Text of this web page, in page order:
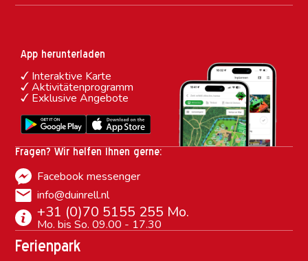
Fragen? Wir helfen Ihnen gerne:
Facebook messenger
info@duinrell.nl
+31 (0)70 5155 255 Mo.
Mo. bis So. 09.00 - 17.30
App herunterladen
Interaktive Karte
Aktivitätenprogramm
Exklusive Angebote
Ferienpark